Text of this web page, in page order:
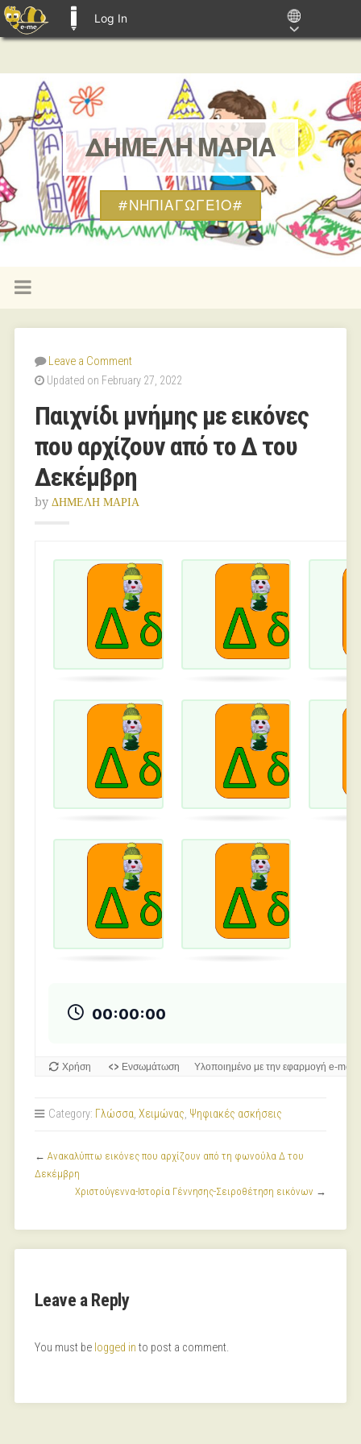
Log In
ΔΗΜΕΛΗ ΜΑΡΙΑ
#ΝΗΠΙΑΓΩΓΕΊΟ#
Leave a Comment
Updated on February 27, 2022
Παιχνίδι μνήμης με εικόνες
που αρχίζουν από το Δ του
Δεκέμβρη
by ΔΗΜΕΛΗ ΜΑΡΙΑ
Category: Γλώσσα, Χειμώνας, Ψηφιακές ασκήσεις
← Ανακαλύπτω εικόνες που αρχίζουν από τη φωνούλα Δ του
Δεκέμβρη
Χριστούγεννα-Ιστορία Γέννησης-Σειροθέτηση εικόνων →
Leave a Reply
You must be logged in to post a comment.